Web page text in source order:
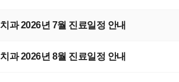
과 2026년 7월 진료일정 안내
과 2026년 8월 진료일정 안내